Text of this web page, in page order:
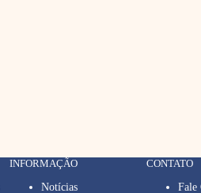
INFORMAÇÃO
Notícias
CONTATO
Fale